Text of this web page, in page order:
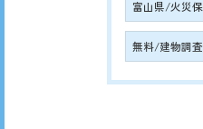
富山県/火災
無料/建物調査